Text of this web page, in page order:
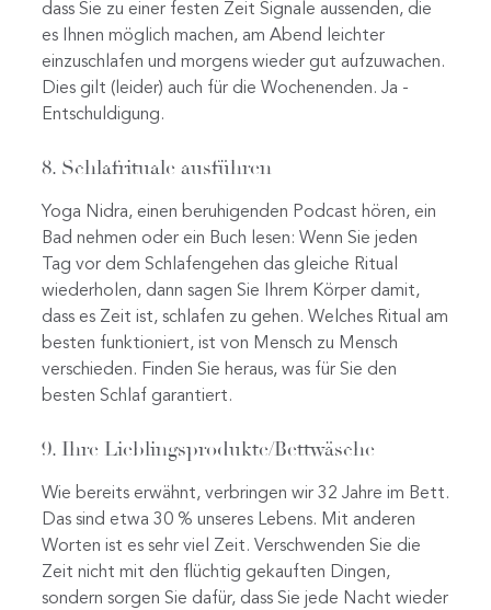
dass Sie zu einer festen Zeit Signale aussenden, die
es Ihnen möglich machen, am Abend leichter
einzuschlafen und morgens wieder gut aufzuwachen.
Dies gilt (leider) auch für die Wochenenden. Ja -
Entschuldigung.
8. Schlafrituale ausführen
Yoga Nidra, einen beruhigenden Podcast hören, ein
Bad nehmen oder ein Buch lesen: Wenn Sie jeden
Tag vor dem Schlafengehen das gleiche Ritual
wiederholen, dann sagen Sie Ihrem Körper damit,
dass es Zeit ist, schlafen zu gehen. Welches Ritual am
besten funktioniert, ist von Mensch zu Mensch
verschieden. Finden Sie heraus, was für Sie den
besten Schlaf garantiert.
9. Ihre Lieblingsprodukte/Bettwäsche
Wie bereits erwähnt, verbringen wir 32 Jahre im Bett.
Das sind etwa 30 % unseres Lebens. Mit anderen
Worten ist es sehr viel Zeit. Verschwenden Sie die
Zeit nicht mit den flüchtig gekauften Dingen,
sondern sorgen Sie dafür, dass Sie jede Nacht wieder